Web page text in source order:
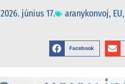
2026. június 17. aranykonvoj, EU,
Facebook